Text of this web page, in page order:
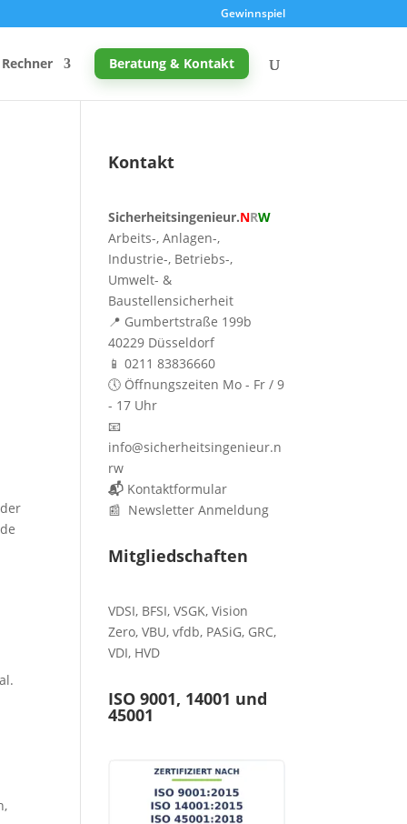
Gewinnspiel
Rechner
Schreibtischhöhe berechnen
Mutterschutz: Frist berechnen
Taupunkt & Schimmelgefahr
Beratung & Kontakt
Kontakt
Sicherheitsingenieur.NRW
Arbeits-, Anlagen-,
Industrie-, Betriebs-,
Umwelt- &
Baustellensicherheit
📍 Gumbertstraße 199b
40229 Düsseldorf
📱 0211 83836660
🕔 Öffnungszeiten Mo - Fr / 9
- 17 Uhr
📧
info@sicherheitsingenieur.n
rw
📬 Kontaktformular
📰 Newsletter Anmeldung
Mitgliedschaften
VDSI, BFSI,VSGK,Vision
Zero,VBU,vfdb, PASiG, GRC,
VDI, HVD
ISO 9001, 14001 und
45001